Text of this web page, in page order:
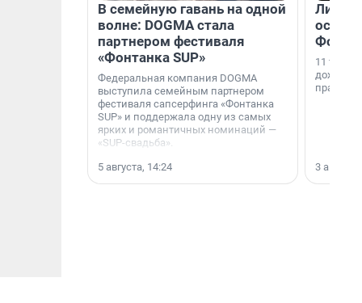
В семейную гавань на одной
волне: DOGMA стала
партнером фестиваля
«Фонтанка SUP»
Федеральная компания DOGMA
выступила семейным партнером
фестиваля сапсерфинга «Фонтанка
SUP» и поддержала одну из самых
ярких и романтичных номинаций —
«SUP-свадьба».
5 августа, 14:24
11 тысяч
3